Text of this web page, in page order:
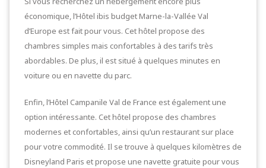
économique, l’Hôtel ibis budget Marne-la-Vallée Val
d’Europe est fait pour vous. Cet hôtel propose des
chambres simples mais confortables à des tarifs très
abordables. De plus, il est situé à quelques minutes en
voiture ou en navette du parc.
Enfin, l’Hôtel Campanile Val de France est également une
option intéressante. Cet hôtel propose des chambres
modernes et confortables, ainsi qu’un restaurant sur place
pour votre commodité. Il se trouve à quelques kilomètres de
Disneyland Paris et propose une navette gratuite pour vous